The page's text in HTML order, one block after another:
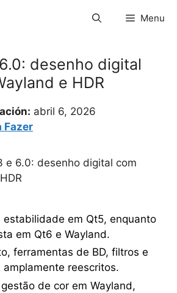
Menu
desenho digital
e HDR
abril 6, 2026
Fazer
e 6.0: desenho digital com
estabilidade em Qt5, enquanto
em Qt6 e Wayland.
ferramentas de BD, filtros e
amplamente reescritos.
de cor em Wayland,